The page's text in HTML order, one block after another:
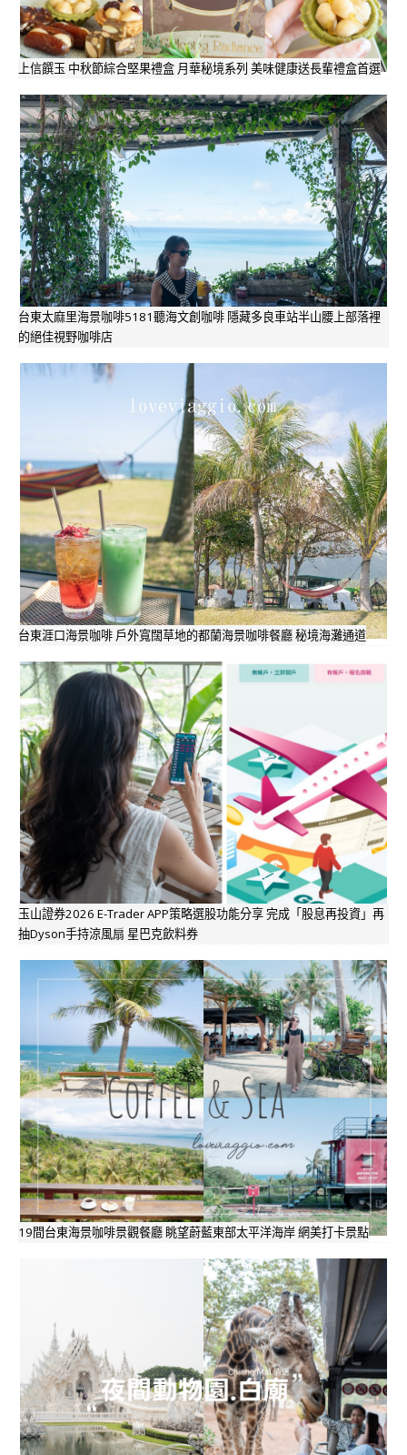
上信饌玉 中秋節綜合堅果禮盒 月華秘境系列 美味健康送長輩禮盒首選
台東太麻里海景咖啡5181聽海文創咖啡 隱藏多良車站半山腰上部落裡
的絕佳視野咖啡店
台東涯口海景咖啡 戶外寬闊草地的都蘭海景咖啡餐廳 秘境海灘通道
玉山證券2026 E-Trader APP策略選股功能分享 完成「股息再投資」再
抽Dyson手持涼風扇 星巴克飲料券
19間台東海景咖啡景觀餐廳 眺望蔚藍東部太平洋海岸 網美打卡景點